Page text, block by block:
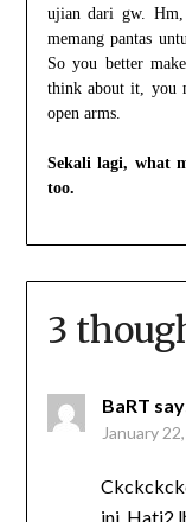
ujian dari gw.
memang pantas
So you better
think about it,
open arms.
Sekali lagi, what
too.
3
BaRT
January
ini. Hati2